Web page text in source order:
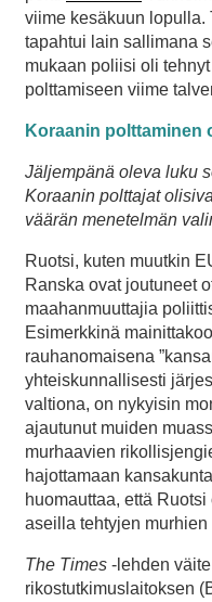
viime kesäkuun lopulla.
tapahtui lain sallimana
mukaan poliisi oli
polttamiseen viime
Koraanin polttaminen
Jäljempänä oleva luku
Koraanin polttajat
väärän menetelmän
Ruotsi, kuten muutkin
Ranska ovat joutuneet
maahanmuuttajia
Esimerkkinä
rauhanomaisena
yhteiskunnallisesti
valtiona, on nykyisin
ajautunut muiden
murhaavien
hajottamaan
huomauttaa, että
aseilla tehtyjen murhien
The Times -lehden
rikostutkimuslaitoksen